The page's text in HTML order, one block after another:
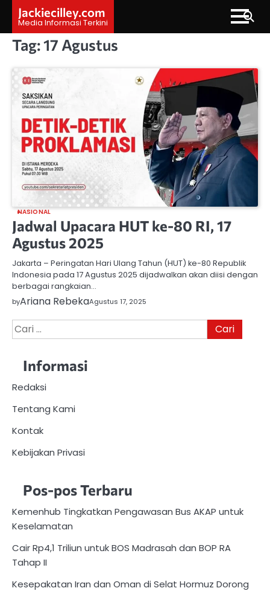
content
Jackiecilley.com
Media Informasi Terkini
Tag:17 Agustus
NASIONAL
Jadwal Upacara HUT ke-80 RI, 17
Agustus 2025
Jakarta – Peringatan Hari Ulang Tahun (HUT) ke-80 Republik
Indonesia pada 17 Agustus 2025 dijadwalkan akan diisi dengan
berbagai rangkaian…
byAriana RebekaAgustus 17, 2025
Cari
untuk:
Informasi
Redaksi
Tentang Kami
Kontak
Kebijakan Privasi
Pos-pos Terbaru
Kemenhub Tingkatkan Pengawasan Bus AKAP untuk
Keselamatan
Cair Rp4,1 Triliun untuk BOS Madrasah dan BOP RA
Tahap II
Kesepakatan Iran dan Oman di Selat Hormuz Dorong